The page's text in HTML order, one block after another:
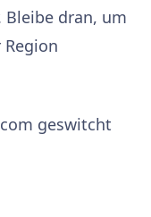
Bleibe dran, um
geswitcht